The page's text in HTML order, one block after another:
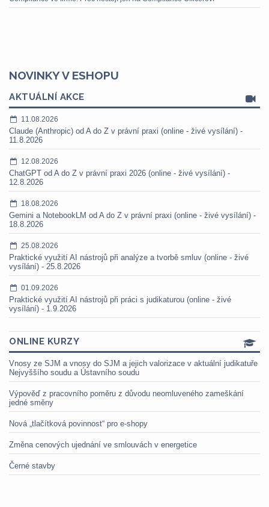
NOVINKY V ESHOPU
AKTUÁLNÍ AKCE
11.08.2026
Claude (Anthropic) od A do Z v právní praxi (online - živé vysílání) -
11.8.2026
12.08.2026
ChatGPT od A do Z v právní praxi 2026 (online - živé vysílání) -
12.8.2026
18.08.2026
Gemini a NotebookLM od A do Z v právní praxi (online - živé vysílání) -
18.8.2026
25.08.2026
Praktické využití AI nástrojů při analýze a tvorbě smluv (online - živé
vysílání) - 25.8.2026
01.09.2026
Praktické využití AI nástrojů při práci s judikaturou (online - živé
vysílání) - 1.9.2026
ONLINE KURZY
Vnosy ze SJM a vnosy do SJM a jejich valorizace v aktuální judikatuře
Nejvyššího soudu a Ústavního soudu
Výpověď z pracovního poměru z důvodu neomluveného zameškání
jedné směny
Nová „tlačítková povinnost“ pro e-shopy
Změna cenových ujednání ve smlouvách v energetice
Černé stavby